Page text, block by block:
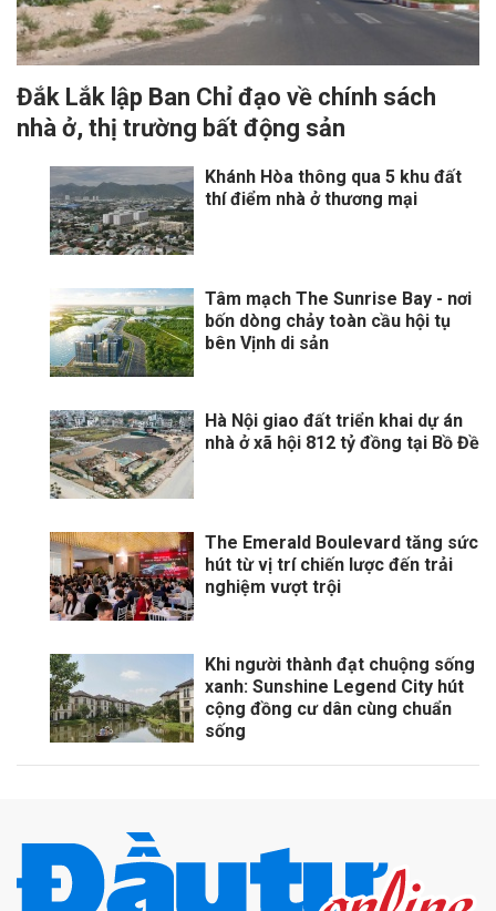
Đắk Lắk lập Ban Chỉ đạo về chính sách
nhà ở, thị trường bất động sản
Khánh Hòa thông qua 5 khu đất
thí điểm nhà ở thương mại
Tâm mạch The Sunrise Bay - nơi
bốn dòng chảy toàn cầu hội tụ
bên Vịnh di sản
Hà Nội giao đất triển khai dự án
nhà ở xã hội 812 tỷ đồng tại Bồ Đề
The Emerald Boulevard tăng sức
hút từ vị trí chiến lược đến trải
nghiệm vượt trội
Khi người thành đạt chuộng sống
xanh: Sunshine Legend City hút
cộng đồng cư dân cùng chuẩn
sống